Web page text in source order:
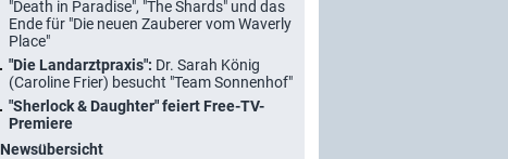
"Death in Paradise", "The Shards" und das
Ende für "Die neuen Zauberer vom Waverly
Place"
"Die Landarztpraxis": Dr. Sarah König
(Caroline Frier) besucht "Team Sonnenhof"
"Sherlock & Daughter" feiert Free-TV-
Premiere
Newsübersicht